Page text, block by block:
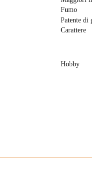
Fumo
Patente di
Carattere
Hobby